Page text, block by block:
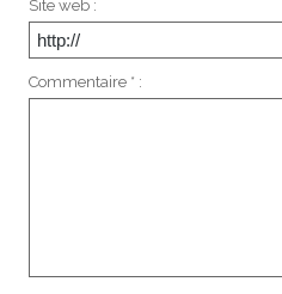
Site web :
Commentaire * :